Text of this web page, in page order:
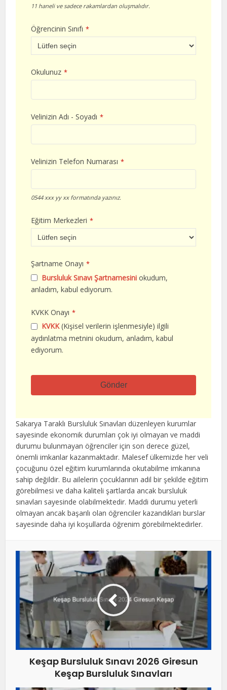
11 haneli ve sadece rakamlardan oluşmalıdır.
Öğrencinin Sınıfı *
Okulunuz *
Velinizin Adı - Soyadı *
Velinizin Telefon Numarası *
0544 xxx yy xx formatında yazınız.
Eğitim Merkezleri *
Şartname Onayı *
Bursluluk Sınavı Şartnamesini okudum,
anladım, kabul ediyorum.
KVKK Onayı *
KVKK(Kişisel verilerin işlenmesiyle) ilgili
aydınlatma metnini okudum, anladım, kabul
ediyorum.
Gönder
alan
boş
bırakılmalıdır
Sakarya Taraklı Bursluluk Sınavları düzenleyen kurumlar
sayesinde ekonomik durumları çok iyi olmayan ve maddi
durumu bulunmayan öğrenciler için son derece güzel,
önemli imkanlar kazanmaktadır. Malesef ülkemizde her veli
çocuğunu özel eğitim kurumlarında okutabilme imkanına
sahip değildir. Bu ailelerin çocuklarının adil bir şekilde eğitim
görebilmesi ve daha kaliteli şartlarda ancak bursluluk
sınavları sayesinde olabilmektedir. Maddi durumu yeterli
olmayan ancak başarılı olan öğrenciler kazandıkları burslar
sayesinde daha iyi koşullarda öğrenim görebilmektedirler.
Keşap Bursluluk Sınavı 2026 Giresun
Keşap Bursluluk Sınavları